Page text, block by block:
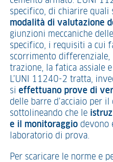
specifico, di chiarire quali
modalità di valutazione
giunzioni meccaniche
specifico, i requisiti a cui
scorrimento differenziale,
trazione, la fatica assiale
L’UNI 11240-2 tratta,
si effettuano prove di
delle barre d’acciaio per il
sottolineando che le
e il monitoraggio devono
laboratorio di prova.
Per scaricare le norme e